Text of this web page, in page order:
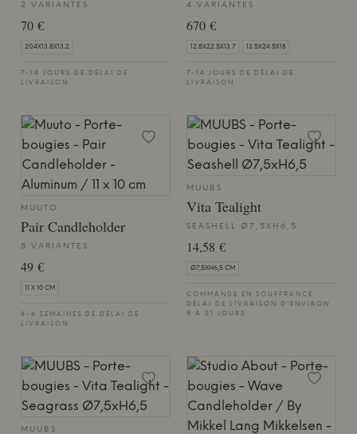
2 VARIANTES
70 €
20.4X13.8X13.2
7-14 JOURS DE DÉLAI DE
LIVRAISON
4 VARIANTES
670 €
12.8X22.5X13.7 13.5X24.5X18
7-14 JOURS DE DÉLAI DE
LIVRAISON
MUUTO
Pair Candleholder
5 VARIANTES
49 €
11 X 10 CM
4-6 SEMAINES DE DÉLAI DE
LIVRAISON
MUUBS
Vita Tealight
SEASHELL Ø7,5XH6,5
14,58 €
Ø7,5XH6,5 CM
COMMANDE EN SOUFFRANCE :
DÉLAI DE LIVRAISON D'ENVIRON
9 À 21 JOURS
MUUBS